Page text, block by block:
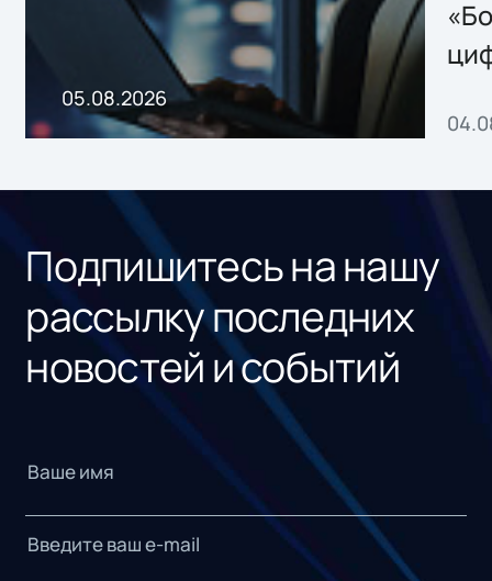
хранения данных
05.08.2026
Подпишитесь на нашу
рассылку последних
новостей и событий